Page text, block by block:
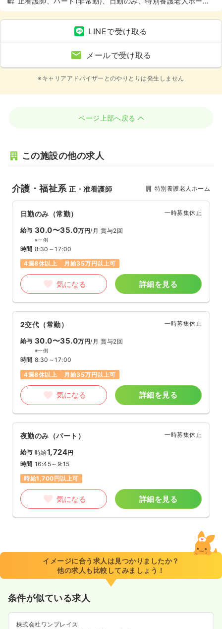
ム、介護・福祉系、4週8休以上
LINEで受け取る
メールで受け取る
※キャリアアドバイザーとのやりとりは発生しません
ページ上部へ戻る
この施設の他の求人
介護・福祉系正・准看護師 特別養護老人ホーム
日勤のみ（常勤） 一時募集休止
給与 30.0〜35.0万円/月 賞与2回
※一例
時間 8:30～17:00
4週8休以上
月給35万円以上可
気になる 詳細を見る
2交代（常勤） 一時募集休止
給与 30.0〜35.0万円/月 賞与2回
※一例
時間 8:30～17:00
4週8休以上
月給35万円以上可
気になる 詳細を見る
夜勤のみ（パート） 一時募集休止
給与 時給1,724円
時間 16:45～9:15
時給1,700円以上可
気になる 詳細を見る
イメージに合う求人は見つかりましたか？
他の求人も比較してみましょう！
条件が似ている求人
株式会社ワンプレイス